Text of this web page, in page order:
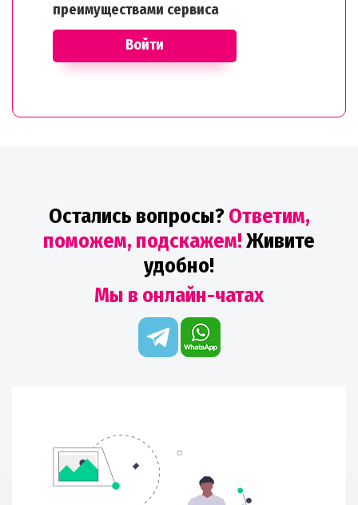
преимуществами сервиса
Войти
Остались вопросы?Ответим,
поможем, подскажем!Живите
удобно!
Мы в онлайн-чатах